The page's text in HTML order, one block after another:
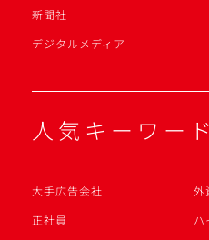
新聞社
デジタルメディア
人気キーワード
大手広告会社
外
正社員
ハ